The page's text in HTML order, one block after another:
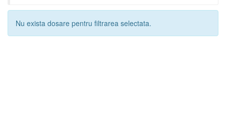
Nu exista dosare pentru filtrarea selectata.